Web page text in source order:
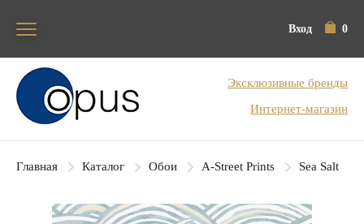
Вход 0
Блок поиска
Эксклюзивные бренды
Интернет-магазин
Главная Каталог Обои A-Street Prints Sea Salt